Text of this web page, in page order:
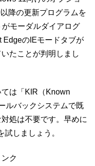
降の更新プログラムを
モーダルダイアログ
EdgeのIEモードタブが
たことが判明しまし
は「KIR（Known
ルバックシステムで既
処は不要です。早めに
しましょう。
ク